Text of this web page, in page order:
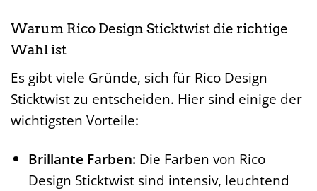
Warum Rico Design Sticktwist die richtige
Wahl ist
Es gibt viele Gründe, sich für Rico Design
Sticktwist zu entscheiden. Hier sind einige der
wichtigsten Vorteile:
Brillante Farben: Die Farben von Rico
Design Sticktwist sind intensiv, leuchtend